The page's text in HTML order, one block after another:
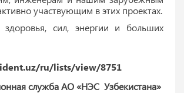
участвующим в этих проектах.
сил, энергии и больших
ru/lists/view/8751
служба АО «НЭС Узбекистана»